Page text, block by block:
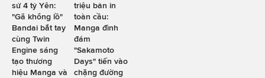
sử 4 tỷ Yên:
"Gã khổng lồ"
Bandai bắt tay
cùng Twin
Engine sáng
tạo thương
hiệu Manga và
triệu bản in
toàn cầu:
Manga đình
đám
"Sakamoto
Days" tiến vào
chặng đường